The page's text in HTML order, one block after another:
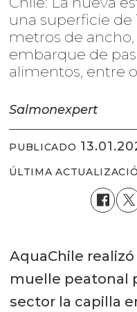
una superficie de
metros de
embarque de
alimentos, entre
Salmonexpert
PUBLICADO
ÚLTIMA
AquaChile
muelle peatonal
sector la capilla